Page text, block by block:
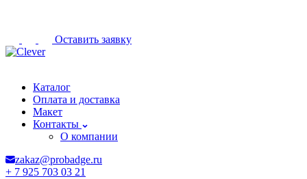
Оставить заявку
Каталог
Оплата и доставка
Макет
Контакты
О компании
zakaz@probadge.ru
+ 7 925 703 03 21